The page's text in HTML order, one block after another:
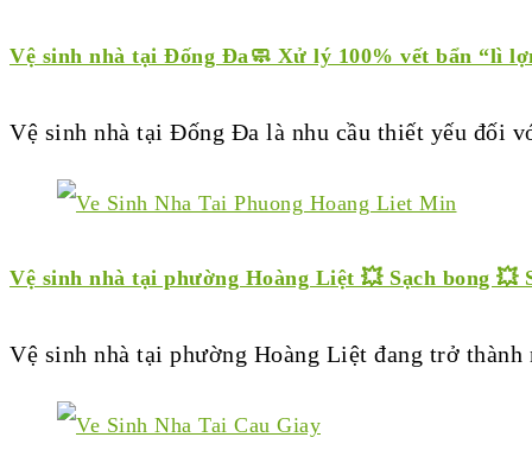
Vệ sinh nhà tại Đống Đa🧼 Xử lý 100% vết bẩn “lì
Vệ sinh nhà tại Đống Đa là nhu cầu thiết yếu đối
Vệ sinh nhà tại phường Hoàng Liệt 💥 Sạch bong 💥
Vệ sinh nhà tại phường Hoàng Liệt đang trở